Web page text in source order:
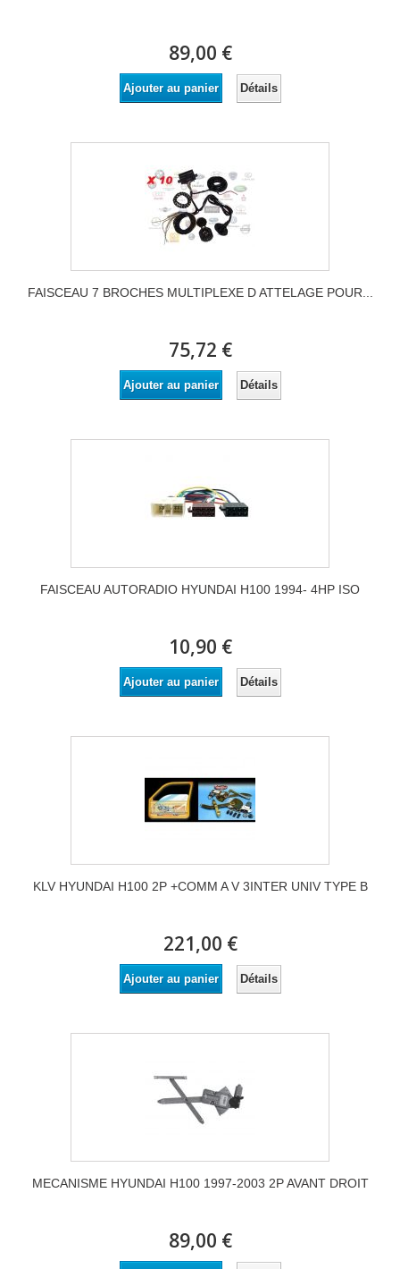
89,00 €
Ajouter au panier Détails
FAISCEAU 7 BROCHES MULTIPLEXE D ATTELAGE POUR...
75,72 €
Ajouter au panier Détails
FAISCEAU AUTORADIO HYUNDAI H100 1994- 4HP ISO
10,90 €
Ajouter au panier Détails
KLV HYUNDAI H100 2P +COMM A V 3INTER UNIV TYPE B
221,00 €
Ajouter au panier Détails
MECANISME HYUNDAI H100 1997-2003 2P AVANT DROIT
89,00 €